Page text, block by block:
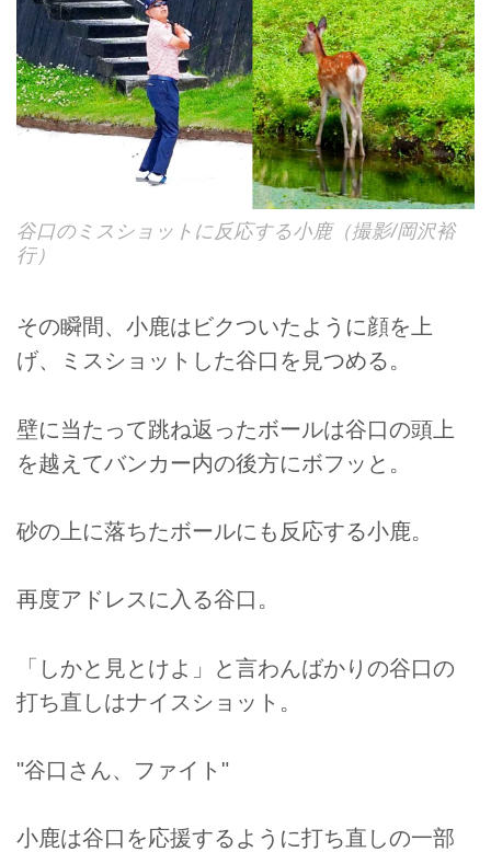
谷口のミスショットに反応する小鹿（撮影/岡沢裕
行）
その瞬間、小鹿はビクついたように顔を上
げ、ミスショットした谷口を見つめる。
壁に当たって跳ね返ったボールは谷口の頭上
を越えてバンカー内の後方にボフッと。
砂の上に落ちたボールにも反応する小鹿。
再度アドレスに入る谷口。
「しかと見とけよ」と言わんばかりの谷口の
打ち直しはナイスショット。
"谷口さん、ファイト"
小鹿は谷口を応援するように打ち直しの一部